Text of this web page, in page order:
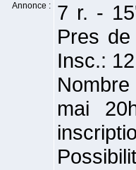
Annonce :
7 r. -
Pres
Insc.:
mai